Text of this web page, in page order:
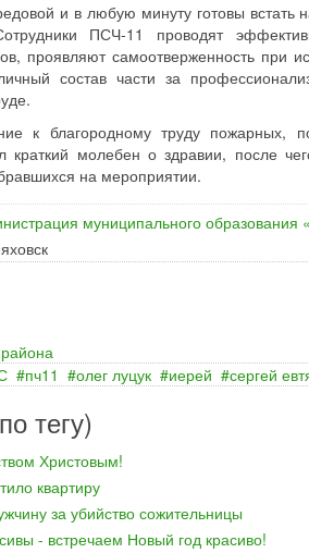
и в любую минуту готовы встать
ПСЧ-11 проводят
проявляют самоотверженность при
состав части за
к благородному труду пожарных,
краткий молебен о здравии, после
на мероприятии.
муниципального образования
пч11 олег луцук иерей сергей
тегу)
Христовым!
квартиру
за убийство сожительницы
- встречаем Новый год красиво!